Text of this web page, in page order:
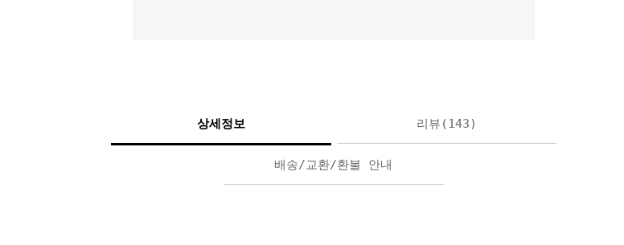
상세정보 리뷰(143)
배송/교환/환불 안내